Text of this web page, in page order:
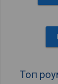
Топ